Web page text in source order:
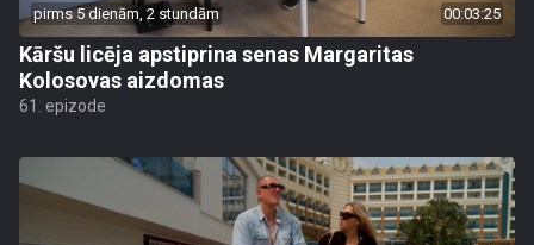
pirms 5 dienām, 2 stundām 00:03:25
Kāršu licēja apstiprina senas Margaritas
Kolosovas aizdomas
61. epizode